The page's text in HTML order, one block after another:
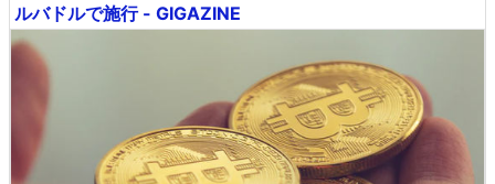
ルバドルで施行 - GIGAZINE